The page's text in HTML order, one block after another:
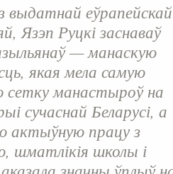
выдатнай еўрапейскай
Язэп Руцкі заснаваў
— манаскую
якая мела самую
манастыроў на
сучаснай Беларусі, а
актыўную працу з
шматлікія школы і